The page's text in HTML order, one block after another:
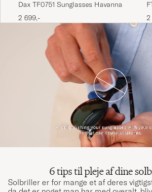
Dax TF0751 Sunglasses Havanna
2 699,-
2
6 tips til pleje af dine
Solbriller er for mange et af deres